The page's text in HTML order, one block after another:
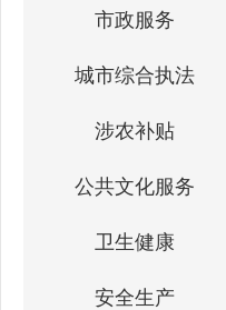
市政服务
城市综合执法
涉农补贴
公共文化服务
卫生健康
安全生产